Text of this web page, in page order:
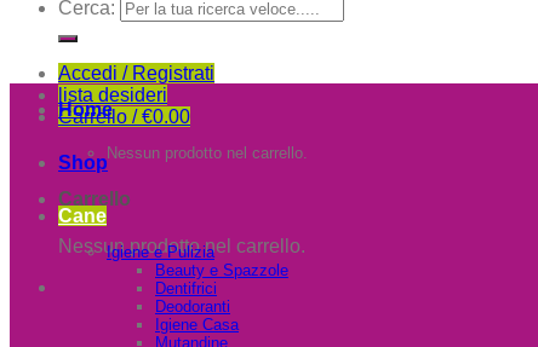
Cerca:
Accedi / Registrati
lista desideri
Carrello /€0.00
Nessun prodotto nel carrello.
Carrello
Nessun prodotto nel carrello.
Home
Shop
Cane
Igiene e Pulizia
Beauty e Spazzole
Dentifrici
Deodoranti
Igiene Casa
Mutandine